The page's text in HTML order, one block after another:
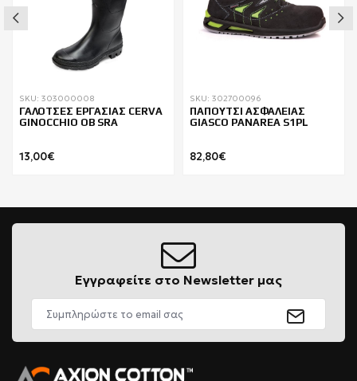
SKU: 303000008
ΓΑΛΟΤΣΕΣ ΕΡΓΑΣΙΑΣ CERVA
GINOCCHIO OB SRA
13,00€
SKU: 302700096
ΠΑΠΟΥΤΣΙ ΑΣΦΑΛΕΙΑΣ
GIASCO PANAREA S1PL
82,80€
Εγγραφείτε στο Newsletter μας